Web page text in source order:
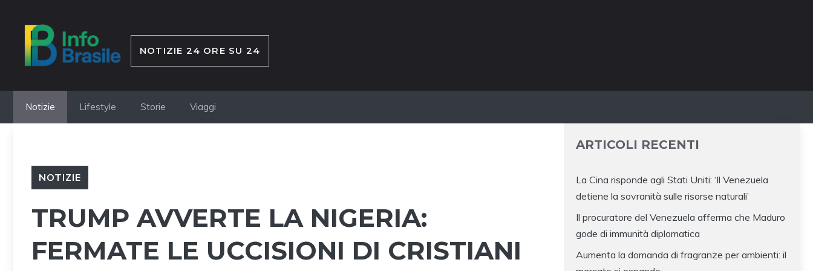
contenuto
NOTIZIE 24 ORE SU 24
Notizie Lifestyle Storie Viaggi
NOTIZIE
TRUMP AVVERTE LA NIGERIA:
FERMATE LE UCCISIONI DI CRISTIANI
ARTICOLI RECENTI
La Cina risponde agli Stati Uniti: ‘Il Venezuela
detiene la sovranità sulle risorse naturali’
Il procuratore del Venezuela afferma che Maduro
gode di immunità diplomatica
Aumenta la domanda di fragranze per ambienti: il